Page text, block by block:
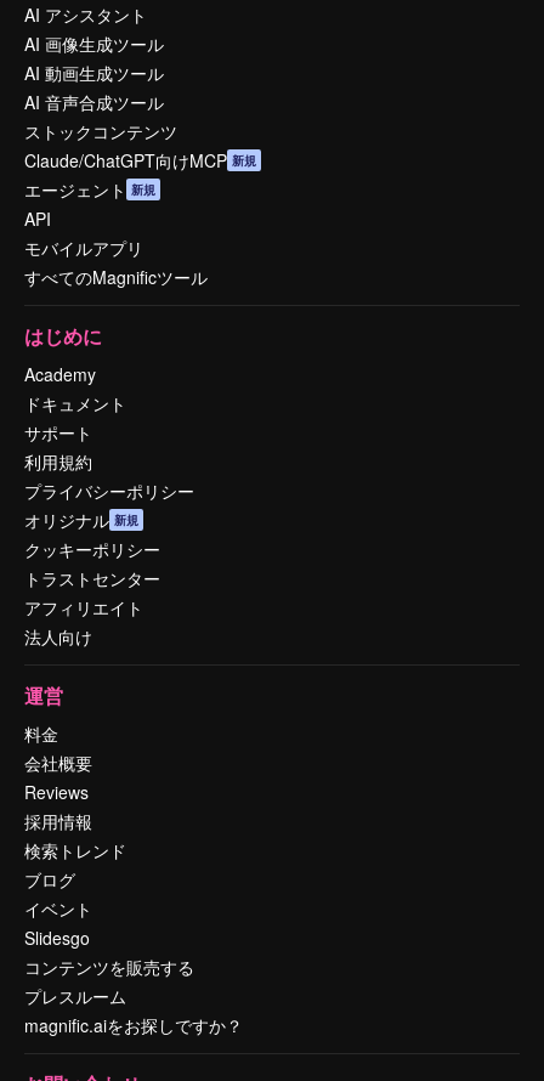
AI アシスタント
AI 画像生成ツール
AI 動画生成ツール
AI 音声合成ツール
ストックコンテンツ
Claude/ChatGPT向けMCP 新規
エージェント 新規
API
モバイルアプリ
すべてのMagnificツール
はじめに
Academy
ドキュメント
サポート
利用規約
プライバシーポリシー
オリジナル 新規
クッキーポリシー
トラストセンター
アフィリエイト
法人向け
運営
料金
会社概要
Reviews
採用情報
検索トレンド
ブログ
イベント
Slidesgo
コンテンツを販売する
プレスルーム
magnific.aiをお探しですか？